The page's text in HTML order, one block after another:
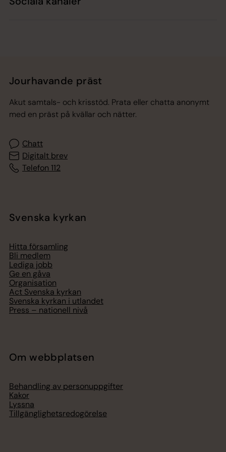
Jourhavande präst
Akut samtals- och krisstöd. Prata eller chatta anonymt
med en präst på kvällar och nätter.
Chatt
Digitalt brev
Telefon 112
Svenska kyrkan
Hitta församling
Bli medlem
Lediga jobb
Ge en gåva
Organisation
Act Svenska kyrkan
Svenska kyrkan i utlandet
Press – nationell nivå
Om webbplatsen
Behandling av personuppgifter
Kakor
Lyssna
Tillgänglighetsredogörelse